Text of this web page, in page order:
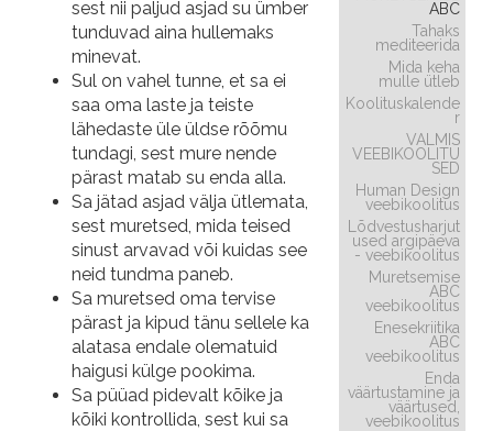
ABC
Tahaks
mediteerida
Mida keha
mulle ütleb
Koolituskalende
r
VALMIS
VEEBIKOOLITU
SED
Human Design
veebikoolitus
Lõdvestusharjut
used argipäeva
- veebikoolitus
Muretsemise
ABC
veebikoolitus
Enesekriitika
ABC
veebikoolitus
Enda
väärtustamine ja
väärtused,
veebikoolitus
sest nii paljud asjad su ümber
tunduvad aina hullemaks
minevat.
Sul on vahel tunne, et sa ei
saa oma laste ja teiste
lähedaste üle üldse rõõmu
tundagi, sest mure nende
pärast matab su enda alla.
Sa jätad asjad välja ütlemata,
sest muretsed, mida teised
sinust arvavad või kuidas see
neid tundma paneb.
Sa muretsed oma tervise
pärast ja kipud tänu sellele ka
alatasa endale olematuid
haigusi külge pookima.
Sa püüad pidevalt kõike ja
kõiki kontrollida, sest kui sa